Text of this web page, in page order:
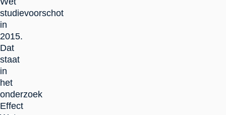
studievoorschot
in
2015.
Dat
staat
in
het
onderzoek
Effect